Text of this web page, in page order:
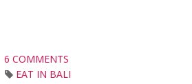
6 COMMENTS
EAT IN BALI